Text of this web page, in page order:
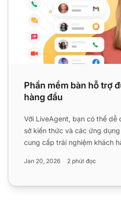
Phần mềm bàn hỗ trợ
hàng đầu
Với LiveAgent, bạn có thể dễ
sở kiến thức và các ứng
cung cấp trải nghiệm khách
Jan 20, 2026 2 phút đọc